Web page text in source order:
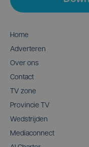
Home
Adverteren
Over ons
Contact
TV zone
Provincie TV
Wedstrijden
Mediaconnect